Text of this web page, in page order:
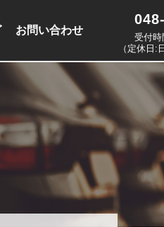
お問い合わせ
受付時
（定休日: